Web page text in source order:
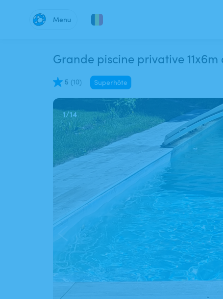
Menu
Grande piscine privative
5 (10) Superhôte
1/14